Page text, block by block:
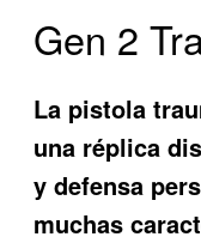
Gen 2
La pistola
una réplica
y defensa
muchas